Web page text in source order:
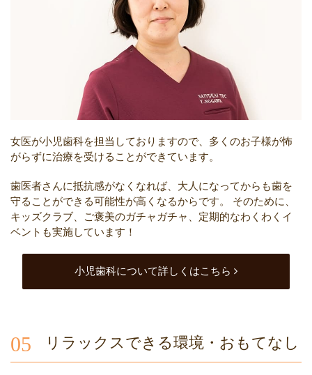
女医が小児歯科を担当しておりますので、多くのお子様が怖
がらずに治療を受けることができています。
歯医者さんに抵抗感がなくなれば、大人になってからも歯を
守ることができる可能性が高くなるからです。
そのために、
キッズクラブ、ご褒美のガチャガチャ、定期的なわくわくイ
ベントも実施しています！
小児歯科について詳しくはこちら
05 リラックスできる環境・おもてなし